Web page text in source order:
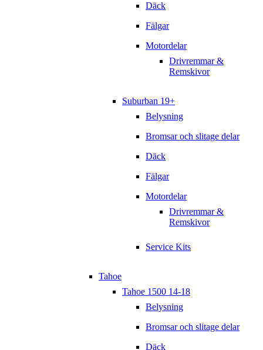
Däck
Fälgar
Motordelar
Drivremmar &
Remskivor
Suburban 19+
Belysning
Bromsar och slitage delar
Däck
Fälgar
Motordelar
Drivremmar &
Remskivor
Service Kits
Tahoe
Tahoe 1500 14-18
Belysning
Bromsar och slitage delar
Däck